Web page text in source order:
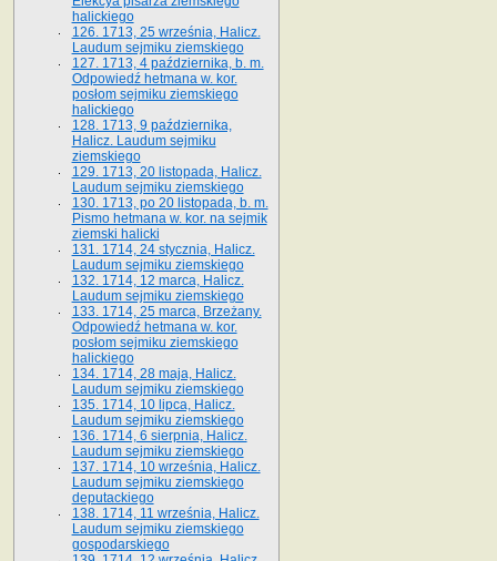
halickiego
126. 1713, 25 września, Halicz.
Laudum sejmiku ziemskiego
127. 1713, 4 października, b. m.
Odpowiedź hetmana w. kor.
posłom sejmiku ziemskiego
halickiego
128. 1713, 9 października,
Halicz. Laudum sejmiku
ziemskiego
129. 1713, 20 listopada, Halicz.
Laudum sejmiku ziemskiego
130. 1713, po 20 listopada, b. m.
Pismo hetmana w. kor. na sejmik
ziemski halicki
131. 1714, 24 stycznia, Halicz.
Laudum sejmiku ziemskiego
132. 1714, 12 marca, Halicz.
Laudum sejmiku ziemskiego
133. 1714, 25 marca, Brzeżany.
Odpowiedź hetmana w. kor.
posłom sejmiku ziemskiego
halickiego
134. 1714, 28 maja, Halicz.
Laudum sejmiku ziemskiego
135. 1714, 10 lipca, Halicz.
Laudum sejmiku ziemskiego
136. 1714, 6 sierpnia, Halicz.
Laudum sejmiku ziemskiego
137. 1714, 10 września, Halicz.
Laudum sejmiku ziemskiego
deputackiego
138. 1714, 11 września, Halicz.
Laudum sejmiku ziemskiego
gospodarskiego